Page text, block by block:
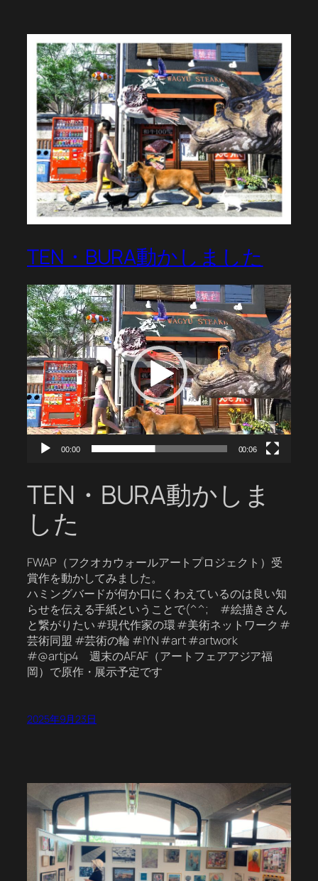
TEN・BURA動かしました
動
画
プ
レ
ー
ヤ
ー
00:00 00:06
TEN・BURA動かしま
した
FWAP（フクオカウォールアートプロジェクト）受
賞作を動かしてみました。
ハミングバードが何か口にくわえているのは良い知
らせを伝える手紙ということで(^^; #絵描きさん
と繋がりたい #現代作家の環 #美術ネットワーク #
芸術同盟 #芸術の輪 #IYN #art #artwork
#@artjp4 週末のAFAF（アートフェアアジア福
岡）で原作・展示予定です
2025年9月23日